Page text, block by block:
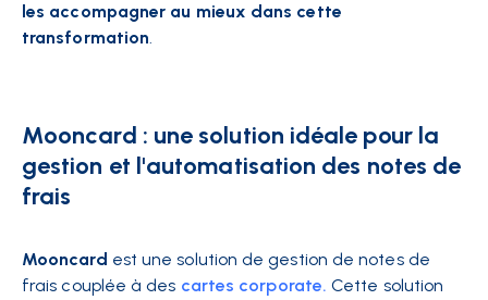
les accompagner au mieux dans cette
transformation.
Mooncard : une solution idéale pour la
gestion et l'automatisation des notes de
frais
Mooncard est une solution de gestion de notes de
frais couplée à des cartes corporate. Cette solution